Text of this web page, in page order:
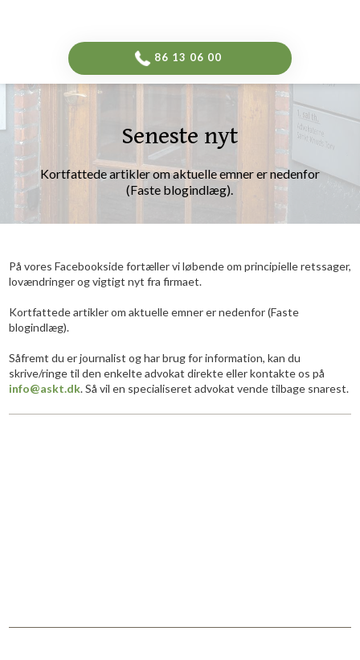
​86 13 06 00​
Seneste nyt​
​Kortfattede artikler om aktuelle emner er nedenfor
(Faste blogindlæg).
​På vores Facebookside fortæller vi løbende om principielle retssager,
lovændringer og vigtigt nyt fra firmaet.
Kortfattede artikler om aktuelle emner er nedenfor(Faste
blogindlæg).
Såfremt du er journalist og har brug for information, kan du
skrive/ringe til den enkelte advokat direkte eller kontakte os på
info@askt.dk.Så vil en specialiseret advokat vende tilbage snarest.